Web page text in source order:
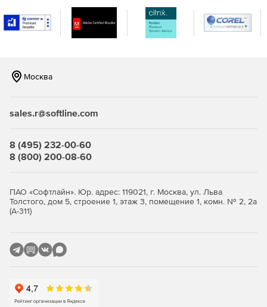
спискам, что позволяет как исключать из проверки
определенные адреса, так и увеличивать ее
эффективность.
сотрудников, а следовательно – существенно
строй и упрощает сопровождение продукта.
Уникальные технологии обнаружения неизвестных
(при старте системы).
планировщика Windows.
Москва
sales.r@softline.com
8 (495) 232-00-60
8 (800) 200-08-60
ПАО «Софтлайн». Юр. адрес: 119021, г. Москва, ул. Льва
Толстого, дом 5, строение 1, этаж 3, помещение 1, комн. № 2, 2а
(А-311)